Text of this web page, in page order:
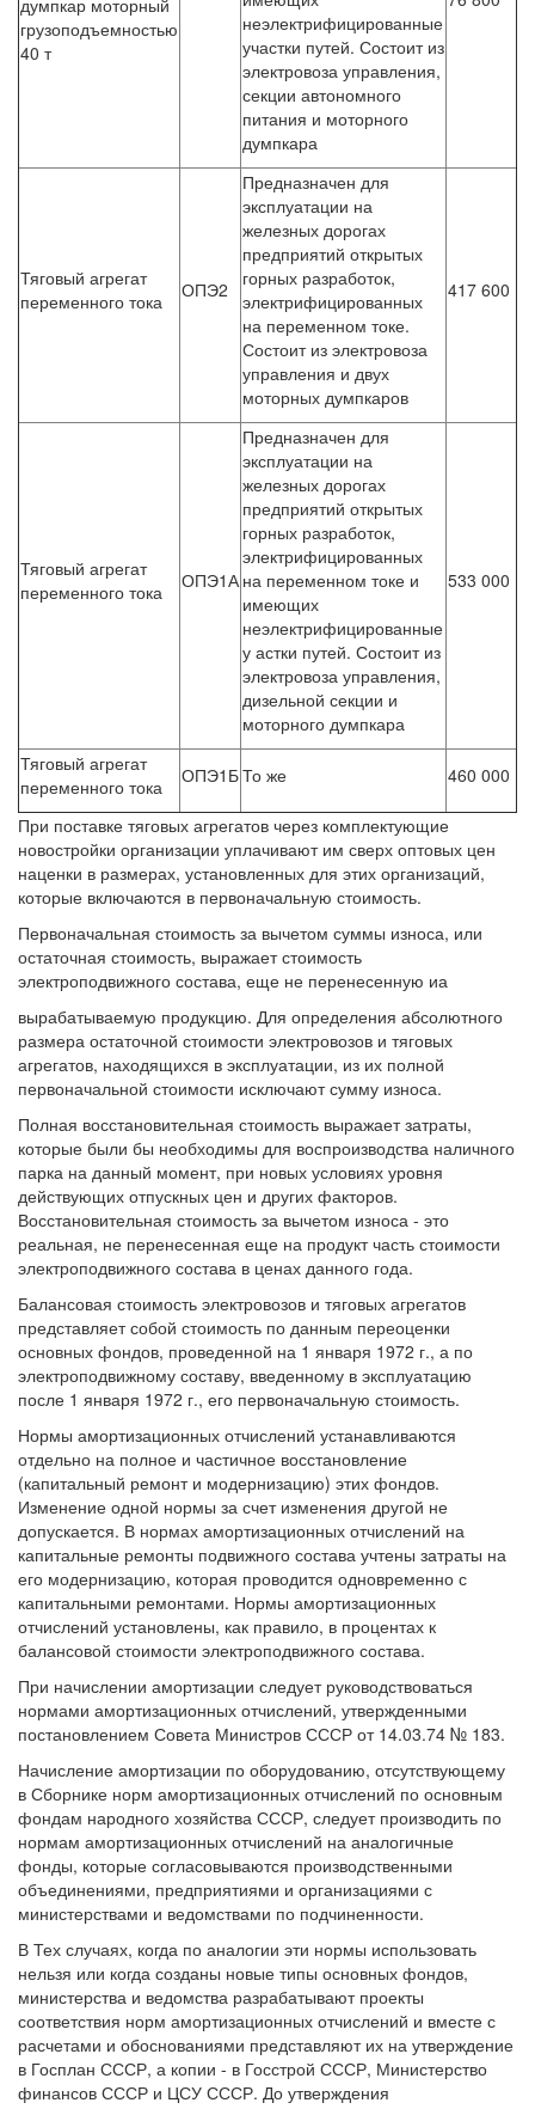
думпкар моторный
грузоподъемностью
40 т
неэлектрифицированные
участки путей. Состоит из
электровоза управления,
секции автономного
питания и моторного
думпкара
Тяговый агрегат
переменного тока
ОПЭ2
Предназначен для
эксплуатации на
железных дорогах
предприятий открытых
горных разработок,
электрифицированных
на переменном токе.
Состоит из электровоза
управления и двух
моторных думпкаров
417 600
Тяговый агрегат
переменного тока
ОПЭ1А
Предназначен для
эксплуатации на
железных дорогах
предприятий открытых
горных разработок,
электрифицированных
на переменном токе и
имеющих
неэлектрифицированные
у астки путей. Состоит из
электровоза управления,
дизельной секции и
моторного думпкара
533 000
Тяговый агрегат
переменного тока
ОПЭ1БТо же 460 000
При поставке тяговых агрегатов через комплектующие
новостройки организации уплачивают им сверх оптовых цен
наценки в размерах, установленных для этих организаций,
которые включаются в первоначальную стоимость.
Первоначальная стоимость за вычетом суммы износа, или
остаточная стоимость, выражает стоимость
электроподвижного состава, еще не перенесенную иа
вырабатываемую продукцию. Для определения абсолютного
размера остаточной стоимости электровозов и тяговых
агрегатов, находящихся в эксплуатации, из их полной
первоначальной стоимости исключают сумму износа.
Полная восстановительная стоимость выражает затраты,
которые были бы необходимы для воспроизводства наличного
парка на данный момент, при новых условиях уровня
действующих отпускных цен и других факторов.
Восстановительная стоимость за вычетом износа - это
реальная, не перенесенная еще на продукт часть стоимости
электроподвижного состава в ценах данного года.
Балансовая стоимость электровозов и тяговых агрегатов
представляет собой стоимость по данным переоценки
основных фондов, проведенной на 1 января 1972 г., а по
электроподвижному составу, введенному в эксплуатацию
после 1 января 1972 г., его первоначальную стоимость.
Нормы амортизационных отчислений устанавливаются
отдельно на полное и частичное восстановление
(капитальный ремонт и модернизацию) этих фондов.
Изменение одной нормы за счет изменения другой не
допускается. В нормах амортизационных отчислений на
капитальные ремонты подвижного состава учтены затраты на
его модернизацию, которая проводится одновременно с
капитальными ремонтами. Нормы амортизационных
отчислений установлены, как правило, в процентах к
балансовой стоимости электроподвижного состава.
При начислении амортизации следует руководствоваться
нормами амортизационных отчислений, утвержденными
постановлением Совета Министров СССР от 14.03.74 № 183.
Начисление амортизации по оборудованию, отсутствующему
в Сборнике норм амортизационных отчислений по основным
фондам народного хозяйства СССР, следует производить по
нормам амортизационных отчислений на аналогичные
фонды, которые согласовываются производственными
объединениями, предприятиями и организациями с
министерствами и ведомствами по подчиненности.
В Тех случаях, когда по аналогии эти нормы использовать
нельзя или когда созданы новые типы основных фондов,
министерства и ведомства разрабатывают проекты
соответствия норм амортизационных отчислений и вместе с
расчетами и обоснованиями представляют их на утверждение
в Госплан СССР, а копии - в Госстрой СССР, Министерство
финансов СССР и ЦСУ СССР. До утверждения